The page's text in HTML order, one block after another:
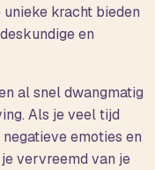
kracht bieden
en
al snel dwangmatig
Als je veel tijd
emoties en
vervreemd van je